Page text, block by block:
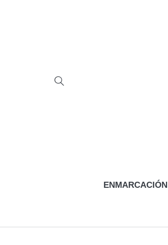
ENMARCACIÓN